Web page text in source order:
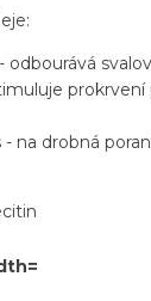
odbourává
- na drobná